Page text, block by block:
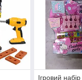
Ігровий